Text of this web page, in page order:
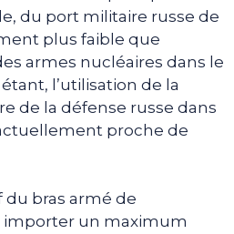
du port militaire russe de
plus faible que
armes nucléaires dans le
l’utilisation de la
de la défense russe dans
proche de
du bras armé de
importer un maximum